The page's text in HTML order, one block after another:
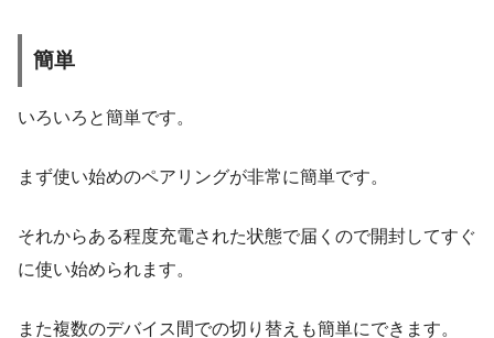
簡単
いろいろと簡単です。
まず使い始めのペアリングが非常に簡単です。
それからある程度充電された状態で届くので開封してすぐ
に使い始められます。
また複数のデバイス間での切り替えも簡単にできます。